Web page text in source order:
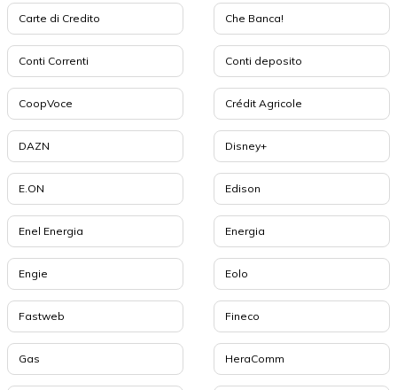
Carte di Credito Che Banca!
Conti Correnti Conti deposito
CoopVoce Crédit Agricole
DAZN Disney+
E.ON Edison
Enel Energia Energia
Engie Eolo
Fastweb Fineco
Gas HeraComm